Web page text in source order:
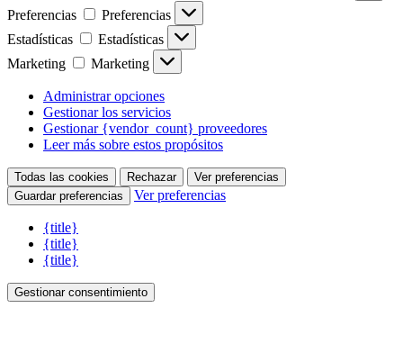
Preferencias
Preferencias
Estadísticas
Estadísticas
Marketing
Marketing
Administrar opciones
Gestionar los servicios
Gestionar {vendor_count} proveedores
Leer más sobre estos propósitos
Todas las cookies Rechazar
Ver preferencias
Guardar preferencias
Ver preferencias
{title}
{title}
{title}
Gestionar consentimiento